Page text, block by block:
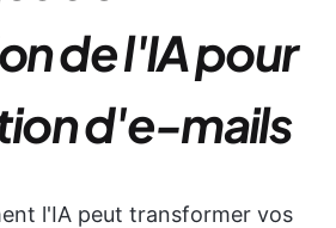
de l'IA pour
d'e-mails
l'IA peut transformer vos